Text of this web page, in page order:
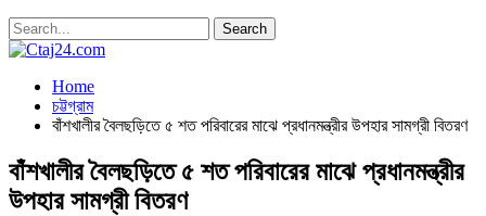
Home
চট্টগ্রাম
বাঁশখালীর বৈলছড়িতে ৫ শত পরিবারের মাঝে প্রধানমন্ত্রীর উপহার সামগ্রী বিতরণ
বাঁশখালীর বৈলছড়িতে ৫ শত পরিবারের মাঝে প্রধানমন্ত্রীর
উপহার সামগ্রী বিতরণ